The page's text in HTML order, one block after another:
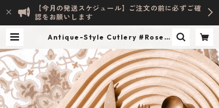
【今月の発送スケジュール】ご注文の前に必ずご確
認をお願いします
Antique-Style Cutlery #RoseG
| INTERIOR & LIFESTYLE